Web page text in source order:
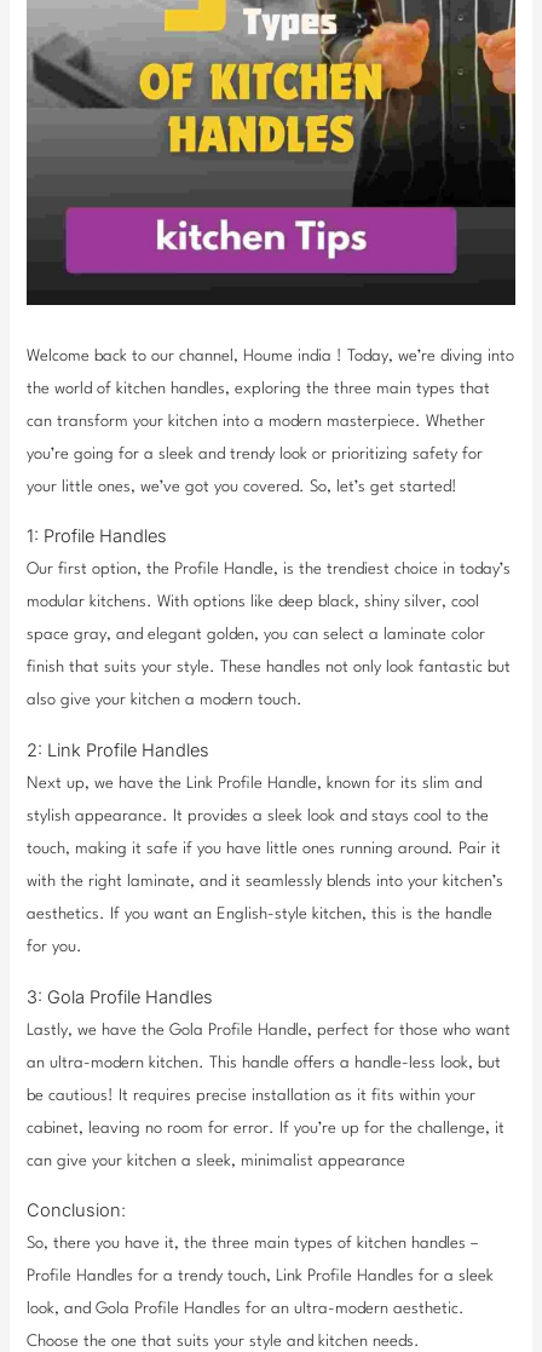
Welcome back to our channel, Houme india ! Today, we’re diving into
the world of kitchen handles, exploring the three main types that
can transform your kitchen into a modern masterpiece. Whether
you’re going for a sleek and trendy look or prioritizing safety for
your little ones, we’ve got you covered. So, let’s get started!
1: Profile Handles
Our first option, the Profile Handle, is the trendiest choice in today’s
modular kitchens. With options like deep black, shiny silver, cool
space gray, and elegant golden, you can select a laminate color
finish that suits your style. These handles not only look fantastic but
also give your kitchen a modern touch.
2: Link Profile Handles
Next up, we have the Link Profile Handle, known for its slim and
stylish appearance. It provides a sleek look and stays cool to the
touch, making it safe if you have little ones running around. Pair it
with the right laminate, and it seamlessly blends into your kitchen’s
aesthetics. If you want an English-style kitchen, this is the handle
for you.
3: Gola Profile Handles
Lastly, we have the Gola Profile Handle, perfect for those who want
an ultra-modern kitchen. This handle offers a handle-less look, but
be cautious! It requires precise installation as it fits within your
cabinet, leaving no room for error. If you’re up for the challenge, it
can give your kitchen a sleek, minimalist appearance
Conclusion:
So, there you have it, the three main types of kitchen handles –
Profile Handles for a trendy touch, Link Profile Handles for a sleek
look, and Gola Profile Handles for an ultra-modern aesthetic.
Choose the one that suits your style and kitchen needs.